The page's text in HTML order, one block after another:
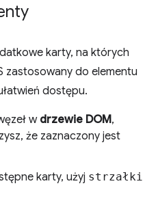
karty, na których
zastosowany do elementu
dostępu.
w drzewie DOM,
że zaznaczony jest
karty, użyj strzałki